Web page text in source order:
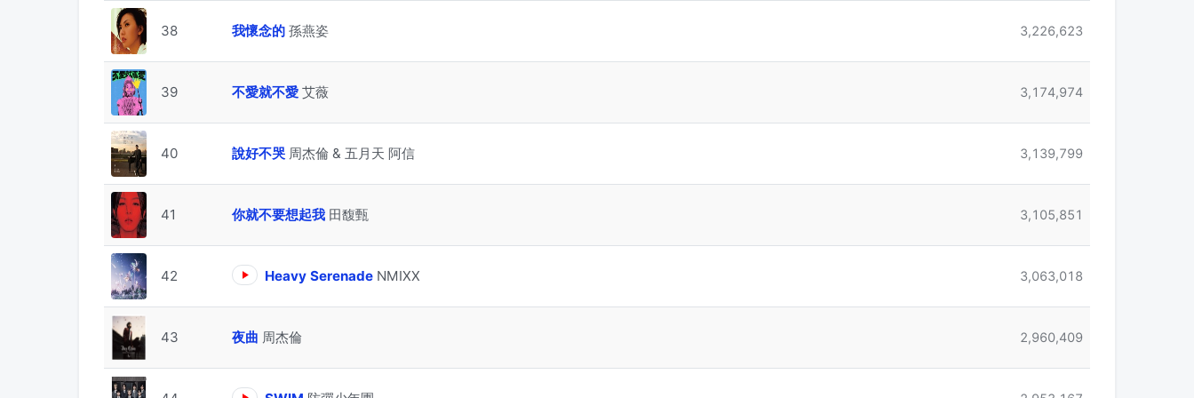
38 我懷念的 孫燕姿 3,226,623
39 不愛就不愛 艾薇 3,174,974
40 說好不哭 周杰倫 & 五月天 阿信 3,139,799
41 你就不要想起我 田馥甄 3,105,851
42 Heavy Serenade NMIXX 3,063,018
43 夜曲 周杰倫 2,960,409